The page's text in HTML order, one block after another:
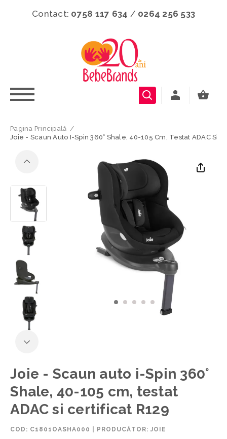
Contact: 0758 117 634 / 0264 256 533
Pagina Principală /
Joie - Scaun Auto I-Spin 360° Shale, 40-105 Cm, Testat ADAC Si
Joie - Scaun auto i-Spin 360°
Shale, 40-105 cm, testat
ADAC si certificat R129
COD: C1801OASHA000 PRODUCĂTOR: JOIE